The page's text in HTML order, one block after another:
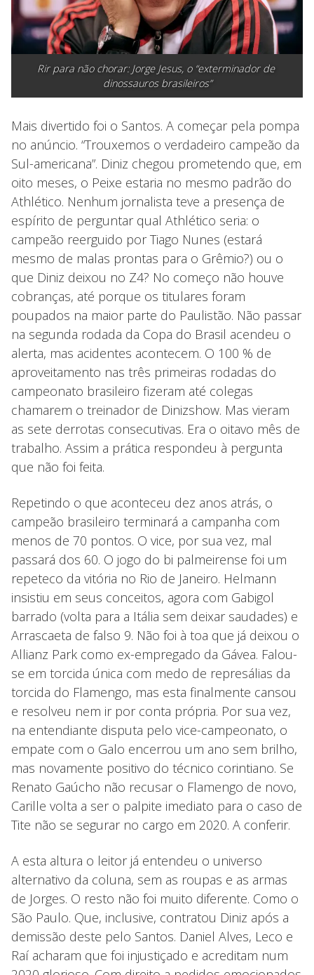
Rir para não chorar: Jorge Jesus, o “exterminador de
dinossauros brasileiros”
Mais divertido foi o Santos. A começar pela pompa
no anúncio. “Trouxemos o verdadeiro campeão da
Sul-americana”. Diniz chegou prometendo que, em
oito meses, o Peixe estaria no mesmo padrão do
Athlético. Nenhum jornalista teve a presença de
espírito de perguntar qual Athlético seria: o
campeão reerguido por Tiago Nunes (estará
mesmo de malas prontas para o Grêmio?) ou o
que Diniz deixou no Z4? No começo não houve
cobranças, até porque os titulares foram
poupados na maior parte do Paulistão. Não passar
na segunda rodada da Copa do Brasil acendeu o
alerta, mas acidentes acontecem. O 100 % de
aproveitamento nas três primeiras rodadas do
campeonato brasileiro fizeram até colegas
chamarem o treinador de Dinizshow. Mas vieram
as sete derrotas consecutivas. Era o oitavo mês de
trabalho. Assim a prática respondeu à pergunta
que não foi feita.
Repetindo o que aconteceu dez anos atrás, o
campeão brasileiro terminará a campanha com
menos de 70 pontos. O vice, por sua vez, mal
passará dos 60. O jogo do bi palmeirense foi um
repeteco da vitória no Rio de Janeiro. Helmann
insistiu em seus conceitos, agora com Gabigol
barrado (volta para a Itália sem deixar saudades) e
Arrascaeta de falso 9. Não foi à toa que já deixou o
Allianz Park como ex-empregado da Gávea. Falou-
se em torcida única com medo de represálias da
torcida do Flamengo, mas esta finalmente cansou
e resolveu nem ir por conta própria. Por sua vez,
na entendiante disputa pelo vice-campeonato, o
empate com o Galo encerrou um ano sem brilho,
mas novamente positivo do técnico corintiano. Se
Renato Gaúcho não recusar o Flamengo de novo,
Carille volta a ser o palpite imediato para o caso de
Tite não se segurar no cargo em 2020. A conferir.
A esta altura o leitor já entendeu o universo
alternativo da coluna, sem as roupas e as armas
de Jorges. O resto não foi muito diferente. Como o
São Paulo. Que, inclusive, contratou Diniz após a
demissão deste pelo Santos. Daniel Alves, Leco e
Raí acharam que foi injustiçado e acreditam num